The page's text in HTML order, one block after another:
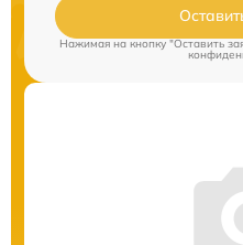
Нажимая на кнопку "Оставить